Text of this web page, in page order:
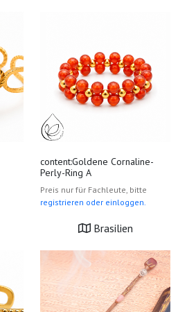
content:Goldene Cornaline-
Perly-Ring A
Preis nur für Fachleute, bitte
registrieren oder einloggen.
Brasilien